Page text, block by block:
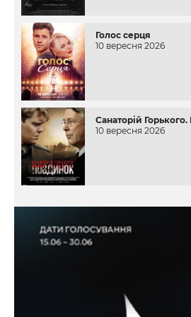
Голос серця
10 вересня 2026
Санаторій
10 вересня 2026